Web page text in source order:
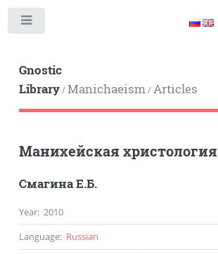
Gnostic
Library/Manichaeism/Articles
Манихейская христология
Смагина Е.Б.
Year: 2010
Language: Russian